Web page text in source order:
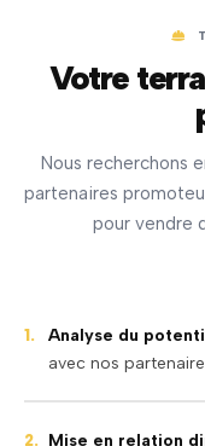
Votre
Nous recherchons
partenaires
pour vendre
1. Analyse du
avec nos
2. Mise en relation